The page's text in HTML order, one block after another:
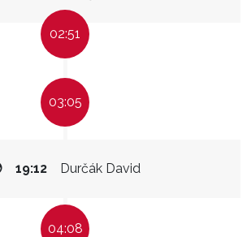
02:51
03:05
Durčák David
19:12
04:08